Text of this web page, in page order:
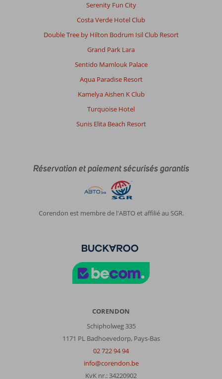
Serenity Fun City
Costa Verde Hotel Club
Double Tree by Hilton Bodrum Isil Club Resort
Grand Park Lara
Sentido Mamlouk Palace
Aqua Paradise Resort
Kamelya Aishen K Club
Turquoise Hotel
Sunis Elita Beach Resort
Réservation et paiement sécurisés garantis
Corendon est membre de l'ABTO et affilié au SGR.
CORENDON
Schipholweg 335
1171 PL Badhoevedorp, Pays-Bas
02 722 94 94
info@corendon.be
KvK nr.: 34220902